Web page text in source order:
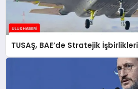
TUSAŞ, BAE’de Stratejik